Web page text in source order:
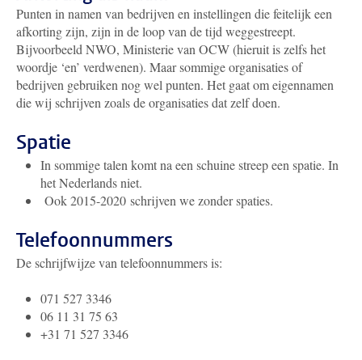
Punten in namen van bedrijven en instellingen die feitelijk een
afkorting zijn, zijn in de loop van de tijd weggestreept.
Bijvoorbeeld NWO, Ministerie van OCW (hieruit is zelfs het
woordje ‘en’ verdwenen). Maar sommige organisaties of
bedrijven gebruiken nog wel punten. Het gaat om eigennamen
die wij schrijven zoals de organisaties dat zelf doen.
Spatie
In sommige talen komt na een schuine streep een spatie. In
het Nederlands niet.
Ook 2015-2020 schrijven we zonder spaties.
Telefoonnummers
De schrijfwijze van telefoonnummers is:
071 527 3346
06 11 31 75 63
+31 71 527 3346